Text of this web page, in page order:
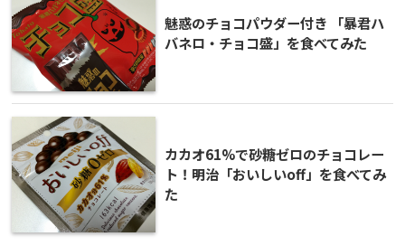
魅惑のチョコパウダー付き 「暴君ハ
バネロ・チョコ盛」を食べてみた
カカオ61%で砂糖ゼロのチョコレー
ト！明治「おいしいoff」を食べてみ
た